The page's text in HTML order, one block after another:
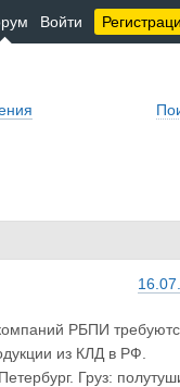
Войти
РБПИ
из КЛД в РФ.
Груз: